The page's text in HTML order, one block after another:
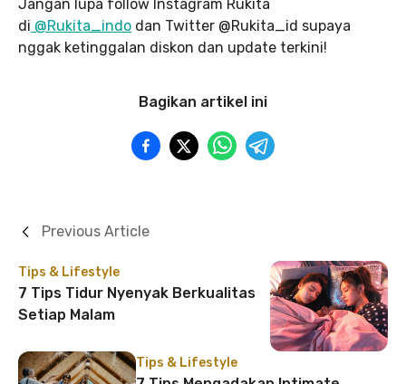
Jangan lupa follow Instagram Rukita
di @Rukita_indo dan Twitter @Rukita_id supaya
nggak ketinggalan diskon dan update terkini!
Bagikan artikel ini
Tips & Lifestyle
7 Tips Tidur Nyenyak Berkualitas
Setiap Malam
Previous Article
Tips & Lifestyle